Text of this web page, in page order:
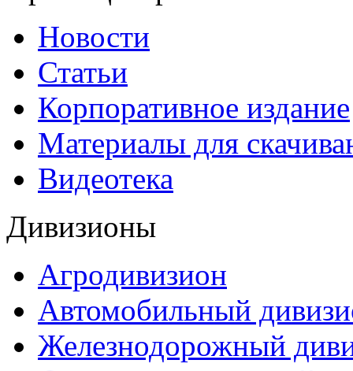
Новости
Статьи
Корпоративное издание
Материалы для
Видеотека
Дивизионы
Агродивизион
Автомобильный
Железнодорожный